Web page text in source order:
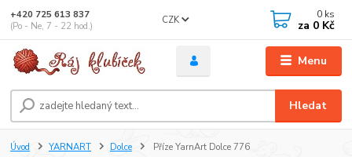
Menu
CZK
Hledat
+420 725 613 837
(Po - Ne, 7 - 22 hod.)
0 ks
za 0 Kč
Úvod YARNART Dolce Příze YarnArt Dolce 776